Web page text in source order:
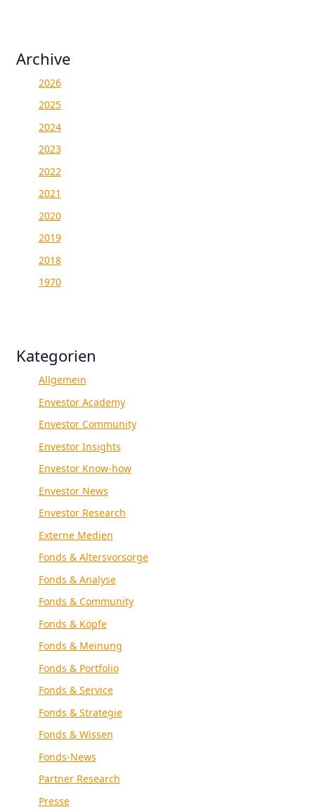
Archive
2026
2025
2024
2023
2022
2021
2020
2019
2018
1970
Kategorien
Allgemein
Envestor Academy
Envestor Community
Envestor Insights
Envestor Know-how
Envestor News
Envestor Research
Externe Medien
Fonds & Altersvorsorge
Fonds & Analyse
Fonds & Community
Fonds & Köpfe
Fonds & Meinung
Fonds & Portfolio
Fonds & Service
Fonds & Strategie
Fonds & Wissen
Fonds-News
Partner Research
Presse